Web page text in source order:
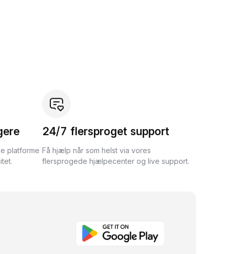
platforme
24/7 flersproget support
Få hjælp når som helst via vores
flersprogede hjælpecenter og live support.